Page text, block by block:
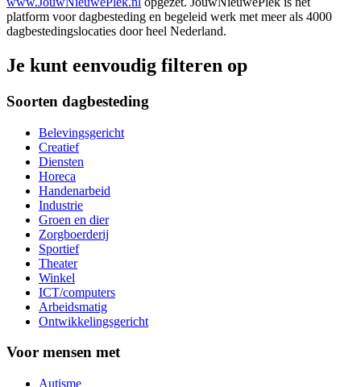
platform voor dagbesteding en begeleid werk met meer als 4000
dagbestedingslocaties door heel Nederland.
Je kunt eenvoudig filteren op
Soorten dagbesteding
Belevingsgericht
Creatief
Diensten
Horeca
Handenarbeid
Industrie
Groen en dier
Zorgboerderij
Sportief
Theater
Winkel
ICT/computers
Arbeidsmatig
Ontwikkelingsgericht
Voor mensen met
Autisme